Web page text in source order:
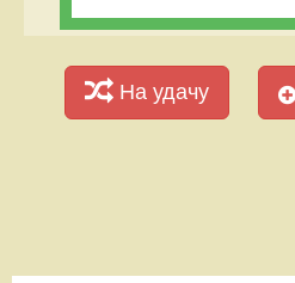
На удачу